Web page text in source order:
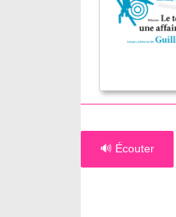
🔊 Écouter